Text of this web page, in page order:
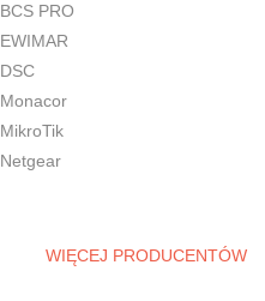
BCS PRO
EWIMAR
DSC
Monacor
MikroTik
Netgear
WIĘCEJ PRODUCENTÓW